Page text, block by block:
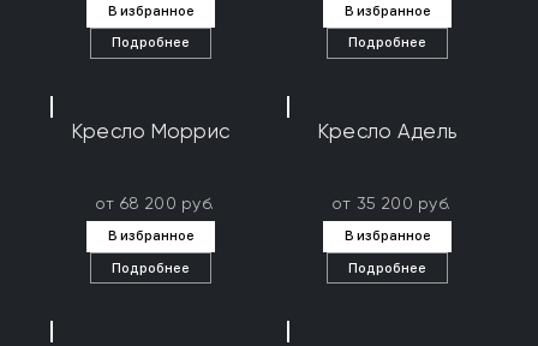
В избранное
Подробнее
В избранное
Подробнее
Кресло Моррис
от 68 200 руб.
В избранное
Подробнее
Кресло Адель
от 35 200 руб.
В избранное
Подробнее